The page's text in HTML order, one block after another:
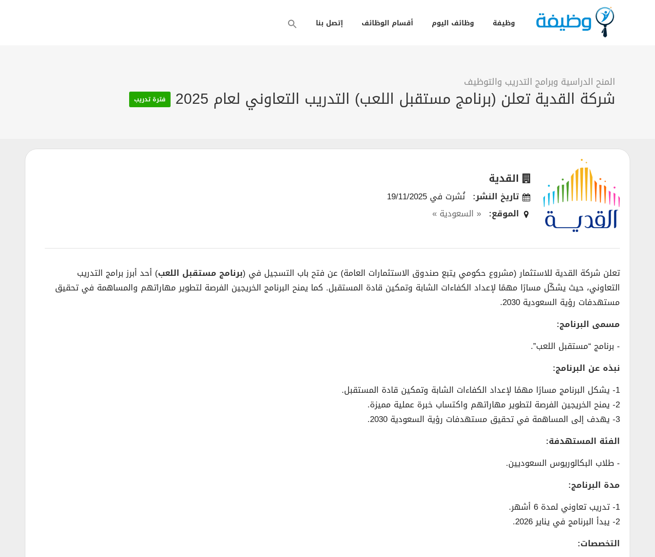
وظيفة وظائف اليوم أقسام الوظائف إتصل بنا
المنح الدراسية وبرامج التدريب والتوظيف
شركة القدية تعلن (برنامج مستقبل اللعب) التدريب التعاوني لعام 2025 فترة تدريب
القدية
تاريخ النشر: نُشرت في 19/11/2025
الموقع: « السعودية »
تعلن شركة القدية للاستثمار (مشروع حكومي يتبع صندوق الاستثمارات العامة) عن فتح باب التسجيل في (برنامج مستقبل اللعب) أحد أبرز برامج التدريب
التعاوني، حيث يشكّل مسارًا مهمًا لإعداد الكفاءات الشابة وتمكين قادة المستقبل. كما يمنح البرنامج الخريجين الفرصة لتطوير مهاراتهم والمساهمة في تحقيق
مستهدفات رؤية السعودية 2030.
مسمى البرنامج:
­- برنامج “مستقبل اللعب”.
نبذه عن البرنامج:
1- يشكل البرنامج مسارًا مهمًا لإعداد الكفاءات الشابة وتمكين قادة المستقبل.
2- يمنح الخريجين الفرصة لتطوير مهاراتهم واكتساب خبرة عملية مميزة.
3- يهدف إلى المساهمة في تحقيق مستهدفات رؤية السعودية 2030.
الفئة المستهدفة:
­- طلاب البكالوريوس السعوديين.
مدة البرنامج:
1- تدريب تعاوني لمدة 6 أشهر.
2- يبدأ البرنامج في يناير 2026.
التخصصات: